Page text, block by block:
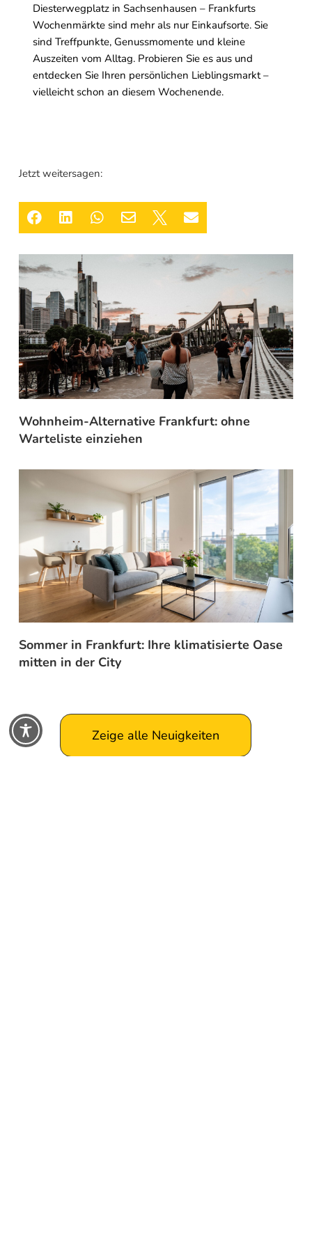
Diesterwegplatz in Sachsenhausen – Frankfurts
Wochenmärkte sind mehr als nur Einkaufsorte. Sie
sind Treffpunkte, Genussmomente und kleine
Auszeiten vom Alltag. Probieren Sie es aus und
entdecken Sie Ihren persönlichen Lieblingsmarkt –
vielleicht schon an diesem Wochenende.
Jetzt weitersagen:
     
Wohnheim-Alternative Frankfurt: ohne
Warteliste einziehen
Sommer in Frankfurt: Ihre klimatisierte Oase
mitten in der City
Zeige alle Neuigkeiten